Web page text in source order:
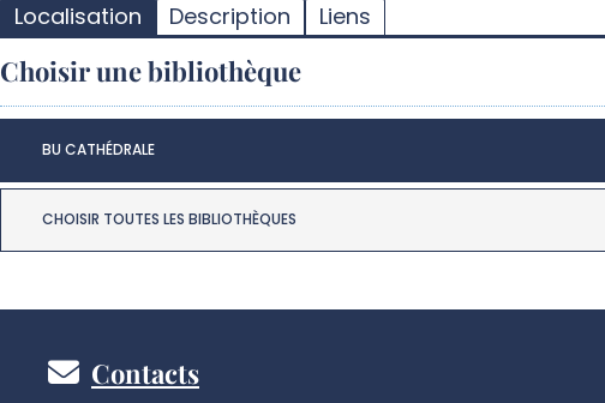
Localisation Description Liens
Choisir une bibliothèque
BU CATHÉDRALE
CHOISIR TOUTES LES BIBLIOTHÈQUES
Pied
Contacts